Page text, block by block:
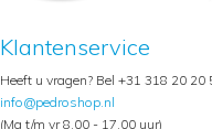
Klantenservice
Heeft u vragen? Bel +31 318 20
info@pedroshop.nl
(Ma t/m vr 8.00 - 17.00 uur)